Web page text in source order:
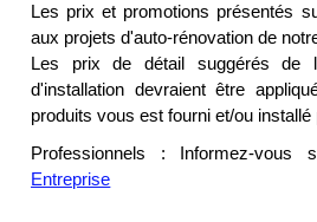
Les prix et promotions présentés
aux projets d'auto-rénovation de
Les prix de détail suggérés de
d'installation devraient être
produits vous est fourni et/ou
Professionnels : Informez-vous
Entreprise